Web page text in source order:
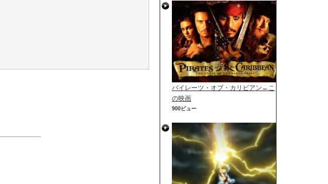
パイレーツ・オブ・カリビアン←こ
の映画
900ビュー